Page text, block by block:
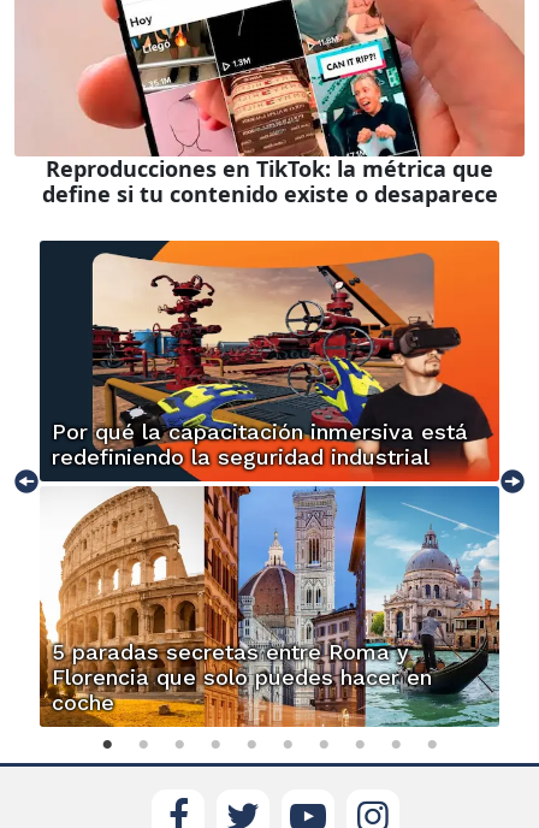
Reproducciones en TikTok: la métrica que
define si tu contenido existe o desaparece
Por qué la capacitación inmersiva está
redefiniendo la seguridad industrial
5 paradas secretas entre Roma y
Florencia que solo puedes hacer en
coche